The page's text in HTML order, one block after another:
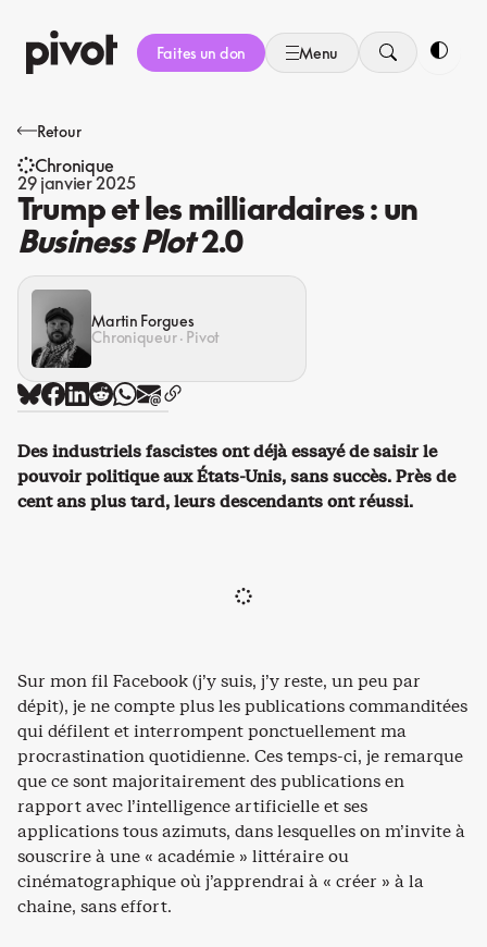
au
contenu
Faites un don Menu
Retour
Chronique
29 janvier 2025
Trump et les milliardaires : un
Business Plot2.0
Martin Forgues
Chroniqueur · Pivot
Des industriels fascistes ont déjà essayé de saisir le
pouvoir politique aux États-Unis, sans succès. Près de
cent ans plus tard, leurs descendants ont réussi.
Sur mon fil Facebook (j’y suis, j’y reste, un peu par
dépit), je ne compte plus les publications commanditées
qui défilent et interrompent ponctuellement ma
procrastination quotidienne. Ces temps-ci, je remarque
que ce sont majoritairement des publications en
rapport avec l’intelligence artificielle et ses
applications tous azimuts, dans lesquelles on m’invite à
souscrire à une « académie » littéraire ou
cinématographique où j’apprendrai à « créer » à la
chaine, sans effort.